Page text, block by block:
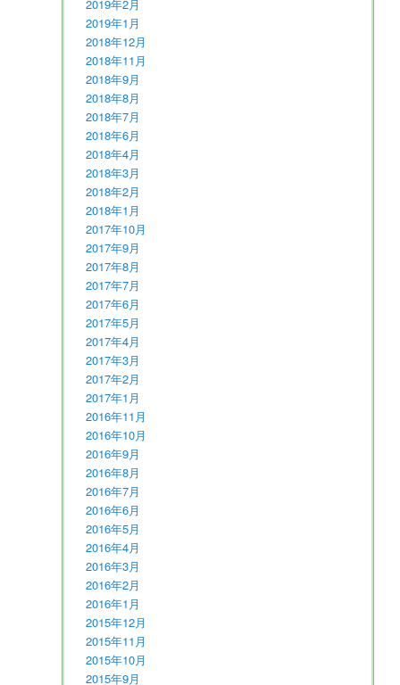
2019年2月
2019年1月
2018年12月
2018年11月
2018年9月
2018年8月
2018年7月
2018年6月
2018年4月
2018年3月
2018年2月
2018年1月
2017年10月
2017年9月
2017年8月
2017年7月
2017年6月
2017年5月
2017年4月
2017年3月
2017年2月
2017年1月
2016年11月
2016年10月
2016年9月
2016年8月
2016年7月
2016年6月
2016年5月
2016年4月
2016年3月
2016年2月
2016年1月
2015年12月
2015年11月
2015年10月
2015年9月